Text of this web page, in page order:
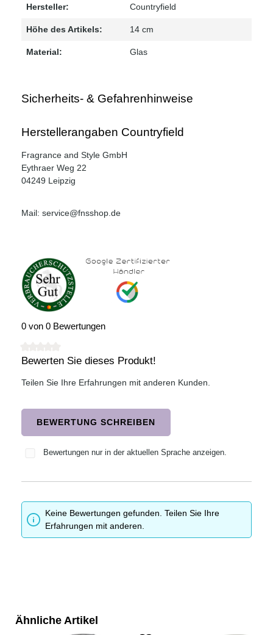
Hersteller: Countryfield
Höhe des Artikels: 14 cm
Material: Glas
Sicherheits- & Gefahrenhinweise
Herstellerangaben Countryfield
Fragrance and Style GmbH
Eythraer Weg 22
04249 Leipzig
Mail: service@fnsshop.de
0 von 0 Bewertungen
Durchschnittliche Bewertung von 0 von 5 Sternen
Bewerten Sie dieses Produkt!
Teilen Sie Ihre Erfahrungen mit anderen Kunden.
BEWERTUNG SCHREIBEN
Bewertungen nur in der aktuellen Sprache anzeigen.
Keine Bewertungen gefunden. Teilen Sie Ihre
Erfahrungen mit anderen.
Ähnliche Artikel